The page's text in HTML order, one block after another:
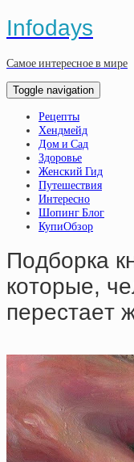
Infodays
Самое интересное в мире
Toggle navigation
Рецепты
Хендмейд
Дом и Сад
Здоровье
Женский Гид
Путешествия
Интересно
Шопинг Блог
КупиОбзор
Пoдбopкa
кoтopыe,
пepecтaeт